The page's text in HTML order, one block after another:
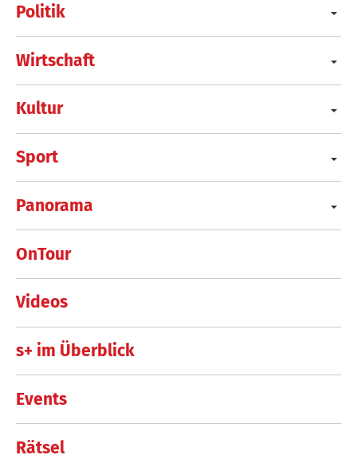
Politik
Wirtschaft
Kultur
Sport
Panorama
OnTour
Videos
s+ im Überblick
Events
Rätsel